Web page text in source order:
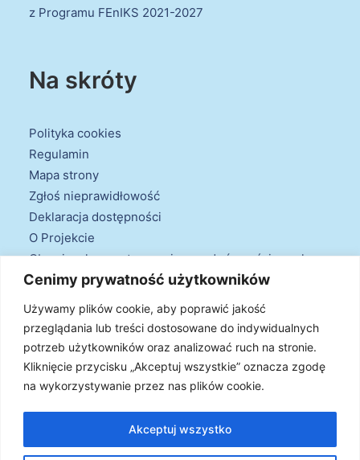
Cenimy prywatność użytkowników
Używamy plików cookie, aby poprawić jakość
przeglądania lub treści dostosowane do indywidualnych
potrzeb użytkowników oraz analizować ruch na stronie.
Kliknięcie przycisku „Akceptuj wszystkie” oznacza zgodę
na wykorzystywanie przez nas plików cookie.
Akceptuj wszystko
z Programu FEnIKS 2021-2027
Na skróty
Polityka cookies
Regulamin
Mapa strony
Zgłoś nieprawidłowość
Deklaracja dostępności
O Projekcie
Obowiązek przestrzegania zasad równościowych
oraz warunków podstawowych
Klauzule informacyjne
zastrzeżone